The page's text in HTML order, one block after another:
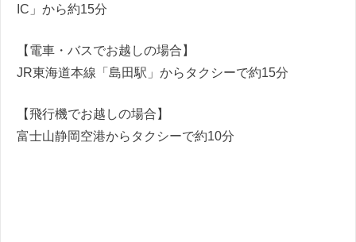
IC」から約15分​
【電車・バスでお越しの場合】
JR東海道本線「島田駅」からタクシーで約15分
【飛行機でお越しの場合】
富士山静岡空港からタクシーで約10分